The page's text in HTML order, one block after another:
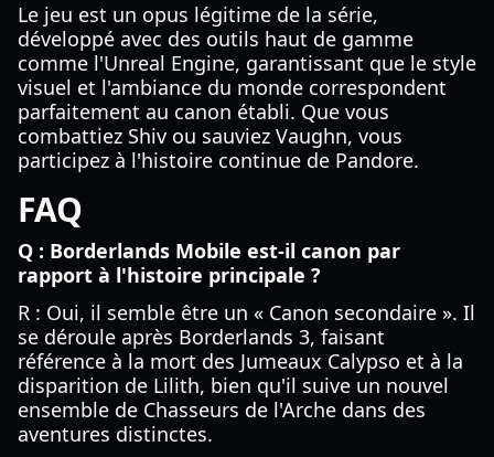
Le jeu est un opus légitime de la série,
développé avec des outils haut de gamme
comme l'Unreal Engine, garantissant que le style
visuel et l'ambiance du monde correspondent
parfaitement au canon établi. Que vous
combattiez Shiv ou sauviez Vaughn, vous
participez à l'histoire continue de Pandore.
FAQ
Q : Borderlands Mobile est-il canon par
rapport à l'histoire principale ?
R : Oui, il semble être un « Canon secondaire ». Il
se déroule après Borderlands 3, faisant
référence à la mort des Jumeaux Calypso et à la
disparition de Lilith, bien qu'il suive un nouvel
ensemble de Chasseurs de l'Arche dans des
aventures distinctes.